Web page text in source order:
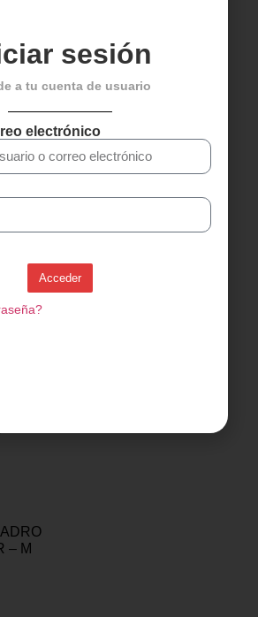
–
CALAS ROTO
ANTIDESLIZANTES
8,99€
Añadir al carrito
– M
sesión
a tu cuenta de usuario
electrónico
Acceder